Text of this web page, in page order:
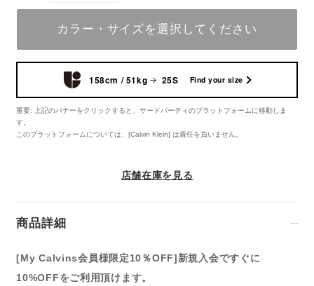
カラー・サイズを選択してください
158cm / 51kg 25S Find your size
重要: 上記のバナーをクリックすると、サードパーティのプラットフォームに移動しま
す。
このプラットフォームについては、[Calvin Klein] は責任を負いません。
店舗在庫を見る
商品詳細
[My Calvins会員様限定10％OFF]新規入会ですぐに
10%OFFをご利用頂けます。